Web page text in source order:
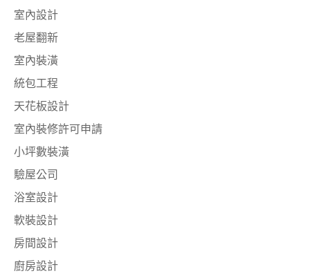
室內設計
老屋翻新
室內裝潢
統包工程
天花板設計
室內裝修許可申請
小坪數裝潢
驗屋公司
浴室設計
軟裝設計
房間設計
廚房設計